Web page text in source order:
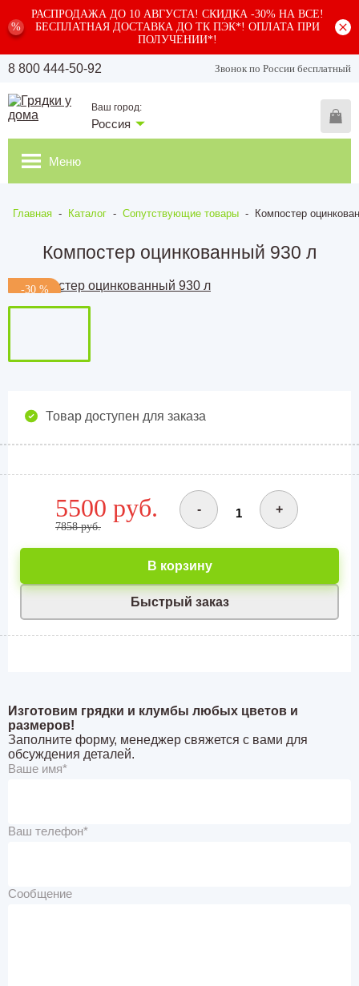
%
РАСПРОДАЖА ДО 10 АВГУСТА! СКИДКА -30% НА ВСЕ!
БЕСПЛАТНАЯ ДОСТАВКА ДО ТК ПЭК*! ОПЛАТА ПРИ
ПОЛУЧЕНИИ*!
8 800 444-50-92 Звонок по России бесплатный
Ваш город:
Россия
Меню
Главная - Каталог - Сопутствующие товары - Компостер
Компостер оцинкованный 930 л
-30 %
Товар доступен для заказа
5500 руб.
7858 руб.
- +
Быстрый заказ
В корзину
Изготовим грядки и клумбы любых цветов и
размеров!
Заполните форму, менеджер свяжется с вами для
обсуждения деталей.
Ваше имя*
Ваш телефон*
Сообщение